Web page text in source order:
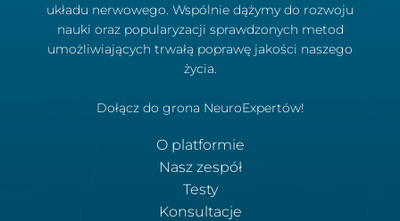
układu nerwowego. Wspólnie dążymy do rozwoju
nauki oraz popularyzacji sprawdzonych metod
umożliwiających trwałą poprawę jakości naszego
życia.
Dołącz do grona NeuroExpertów!
O platformie
Nasz zespół
Testy
Konsultacje